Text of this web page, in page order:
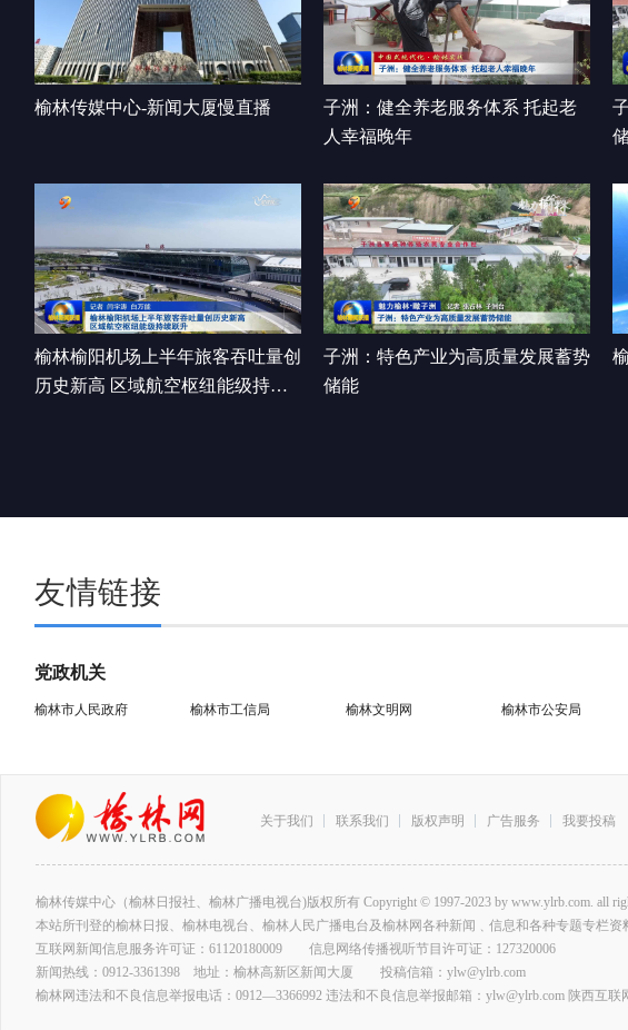
榆林传媒中心-新闻大厦慢直播
子洲：健全养老服务体系 托起老
人幸福晚年
榆林榆阳机场上半年旅客吞吐量创
历史新高 区域航空枢纽能级持续
子洲：特色产业为高质量发展蓄势
储能
友情链接
党政机关
榆林市人民政府 榆林市工信局 榆林文明网 榆林市公安局
关于我们 联系我们 版权声明 广告服务 我要投稿
榆林传媒中心（榆林日报社、榆林广播电视台)版权所有 Copyright © 1997-2023 by www.ylrb.com. all
本站所刊登的榆林日报、榆林电视台、榆林人民广播电台及榆林网各种新闻﹑信息和各种专题专栏资
互联网新闻信息服务许可证：61120180009 信息网络传播视听节目许可证：127320006
新闻热线：0912-3361398 地址：榆林高新区新闻大厦 投稿信箱：ylw@ylrb.com
榆林网违法和不良信息举报电话：0912—3366992 违法和不良信息举报邮箱：ylw@ylrb.com 陕西互联